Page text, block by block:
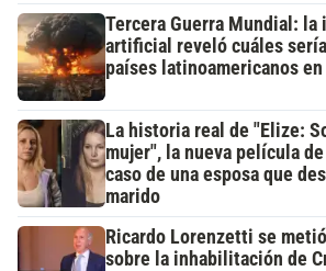
Tercera Guerra Mundial:
artificial reveló cuáles
países latinoamericanos
La historia real de "Elize:
mujer", la nueva película
caso de una esposa que
marido
Ricardo Lorenzetti se
sobre la inhabilitación de